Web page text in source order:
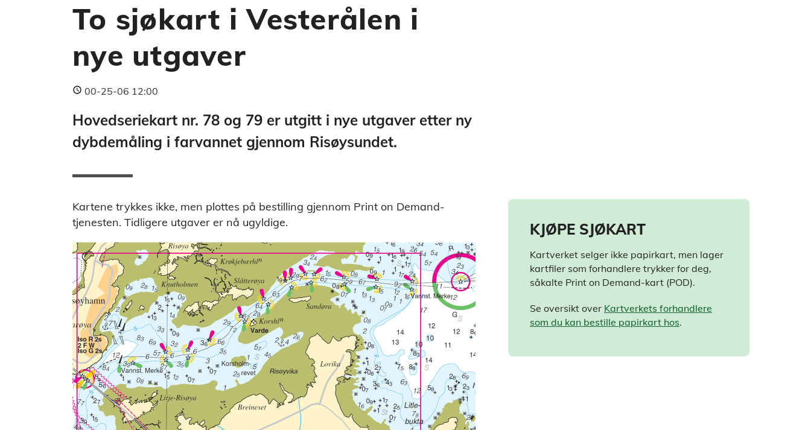
To sjøkart i Vesterålen i
nye utgaver
00-25-06 12:00
Hovedseriekart nr. 78 og 79 er utgitt i nye utgaver etter ny
dybdemåling i farvannet gjennom Risøysundet.
Kartene trykkes ikke, men plottes på bestilling gjennom Print on Demand-
tjenesten. Tidligere utgaver er nå ugyldige.
KJØPE SJØKART
Kartverket selger ikke papirkart, men lager
kartfiler som forhandlere trykker for deg,
såkalte Print on Demand-kart (POD).
Se oversikt over Kartverkets forhandlere
som du kan bestille papirkart hos.